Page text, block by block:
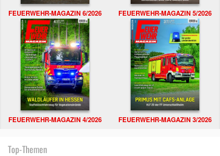
FEUERWEHR-MAGAZIN 6/2026 FEUERWEHR-MAGAZIN 5/2026
FEUERWEHR-MAGAZIN 4/2026 FEUERWEHR-MAGAZIN 3/2026
Top-Themen